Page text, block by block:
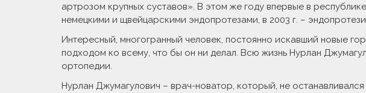
артрозом крупных суставов». В этом же году впервые в
немецкими и щвейцарскими эндопротезами, в 2003 г. –
Интересный, многогранный человек, постоянно искавший новые
подходом ко всему, что бы он ни делал. Всю жизнь Нурлан
ортопедии.
Нурлан Джумагулович – врач-новатор, который, не